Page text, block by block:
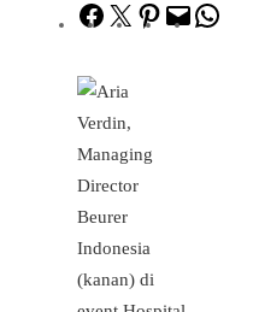
Facebook
TwitterPinterest
Mail